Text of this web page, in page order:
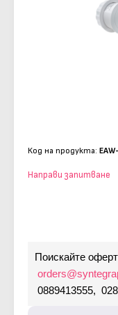
Код на продукта:
Направи запитване
Поискайте
0889413555,